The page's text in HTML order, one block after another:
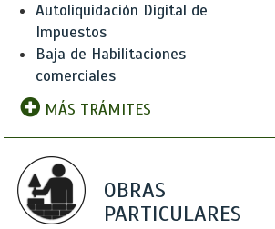
Autoliquidación Digital de
Impuestos
Baja de Habilitaciones
comerciales
MÁS TRÁMITES
OBRAS
PARTICULARES